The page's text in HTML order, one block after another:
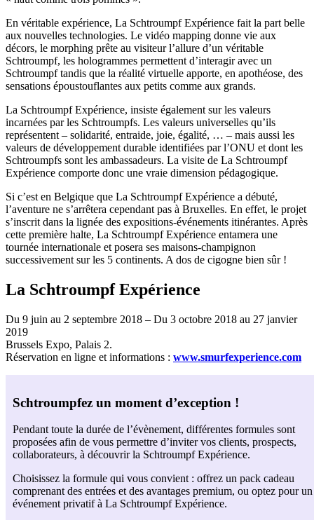
En véritable expérience, La Schtroumpf Expérience fait la part belle
aux nouvelles technologies. Le vidéo mapping donne vie aux
décors, le morphing prête au visiteur l’allure d’un véritable
Schtroumpf, les hologrammes permettent d’interagir avec un
Schtroumpf tandis que la réalité virtuelle apporte, en apothéose, des
sensations époustouflantes aux petits comme aux grands.
La Schtroumpf Expérience, insiste également sur les valeurs
incarnées par les Schtroumpfs. Les valeurs universelles qu’ils
représentent – solidarité, entraide, joie, égalité, … – mais aussi les
valeurs de développement durable identifiées par l’ONU et dont les
Schtroumpfs sont les ambassadeurs. La visite de La Schtroumpf
Expérience comporte donc une vraie dimension pédagogique.
Si c’est en Belgique que La Schtroumpf Expérience a débuté,
l’aventure ne s’arrêtera cependant pas à Bruxelles. En effet, le projet
s’inscrit dans la lignée des expositions-événements itinérantes. Après
cette première halte, La Schtroumpf Expérience entamera une
tournée internationale et posera ses maisons-champignon
successivement sur les 5 continents. A dos de cigogne bien sûr !
La Schtroumpf Expérience
Du 9 juin au 2 septembre 2018 – Du 3 octobre 2018 au 27 janvier
2019
Brussels Expo, Palais 2.
Réservation en ligne et informations : www.smurfexperience.com
Schtroumpfez un moment d’exception !
Pendant toute la durée de l’évènement, différentes formules sont
proposées afin de vous permettre d’inviter vos clients, prospects,
collaborateurs, à découvrir la Schtroumpf Expérience.
Choisissez la formule qui vous convient : offrez un pack cadeau
comprenant des entrées et des avantages premium, ou optez pour un
événement privatif à La Schtroumpf Expérience.